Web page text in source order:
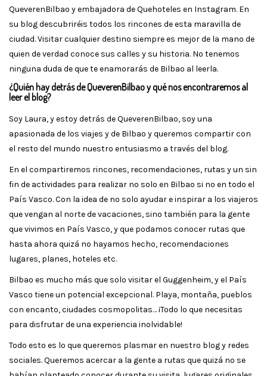
QueverenBilbao y embajadora de Quehoteles en Instagram. En
su blog descubriréis todos los rincones de esta maravilla de
ciudad. Visitar cualquier destino siempre es mejor de la mano de
quien de verdad conoce sus calles y su historia. No tenemos
ninguna duda de que te enamorarás de Bilbao al leerla.
¿Quién hay detrás de QueverenBilbao y qué nos encontraremos al
leer el blog?
Soy Laura, y estoy detrás de QueverenBilbao, soy una
apasionada de los viajes y de Bilbao y queremos compartir con
el resto del mundo nuestro entusiasmo a través del blog.
En el compartiremos rincones, recomendaciones, rutas y un sin
fin de actividades para realizar no solo en Bilbao si no en todo el
País Vasco. Con la idea de no solo ayudar e inspirar a los viajeros
que vengan al norte de vacaciones, sino también para la gente
que vivimos en País Vasco, y que podamos conocer rutas que
hasta ahora quizá no hayamos hecho, recomendaciones
lugares, planes, hoteles etc.
Bilbao es mucho más que solo visitar el Guggenheim, y el País
Vasco tiene un potencial excepcional. Playa, montaña, pueblos
con encanto, ciudades cosmopolitas… ¡Todo lo que necesitas
para disfrutar de una experiencia inolvidable!
Todo esto es lo que queremos plasmar en nuestro blog y redes
sociales. Queremos acercar a la gente a rutas que quizá no se